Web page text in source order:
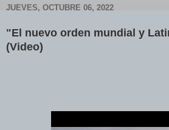
JUEVES, OCTUBRE 06, 2022
"El nuevo orden mundial y
(Video)